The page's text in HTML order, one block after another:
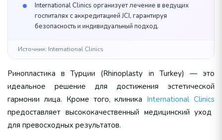
International Clinics организует лечение в ведущих
госпиталях с аккредитацией JCI, гарантируя
безопасность и индивидуальный подход.
Источник: International Clinics
Ринопластика в Турции (Rhinoplasty in Turkey) — это
идеальное решение для достижения эстетической
гармонии лица. Кроме того, клиника International Clinics
предоставляет высококачественный медицинский уход
для превосходных результатов.